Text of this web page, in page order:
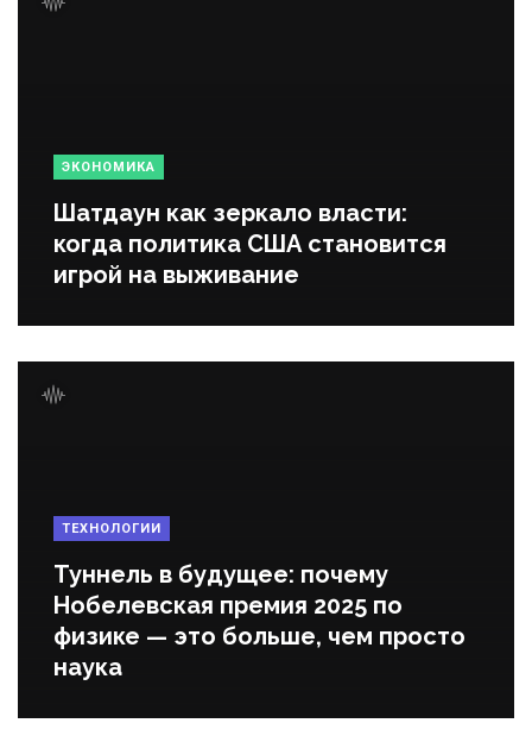
ЭКОНОМИКА
Шатдаун как зеркало власти:
когда политика США становится
игрой на выживание
ТЕХНОЛОГИИ
Туннель в будущее: почему
Нобелевская премия 2025 по
физике — это больше, чем просто
наука